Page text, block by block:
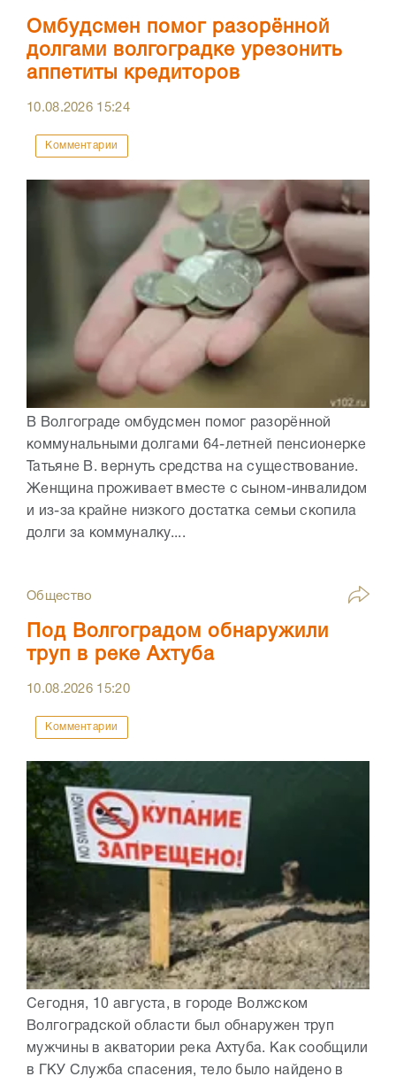
Омбудсмен помог разорённой
долгами волгоградке урезонить
аппетиты кредиторов
10.08.2026 15:24
Комментарии
В Волгограде омбудсмен помог разорённой
коммунальными долгами 64-летней пенсионерке
Татьяне В. вернуть средства на существование.
Женщина проживает вместе с сыном-инвалидом
и из-за крайне низкого достатка семьи скопила
долги за коммуналку....
Общество
Под Волгоградом обнаружили
труп в реке Ахтуба
10.08.2026 15:20
Комментарии
Сегодня, 10 августа, в городе Волжском
Волгоградской области был обнаружен труп
мужчины в акватории река Ахтуба. Как сообщили
в ГКУ Служба спасения, тело было найдено в